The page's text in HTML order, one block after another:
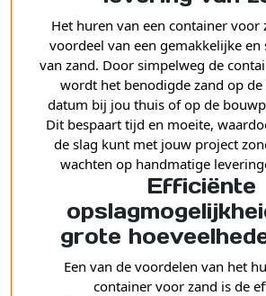
Het huren van een container voor
voordeel van een gemakkelijke en
van zand. Door simpelweg de
wordt het benodigde zand op de
datum bij jou thuis of op de
Dit bespaart tijd en moeite,
de slag kunt met jouw project
wachten op handmatige
Efficiënte
grote
Een van de voordelen van het
container voor zand is de